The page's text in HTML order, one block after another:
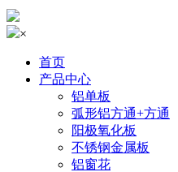
×
首页
产品中心
铝单板
弧形铝方通+方通
阳极氧化板
不锈钢金属板
铝窗花